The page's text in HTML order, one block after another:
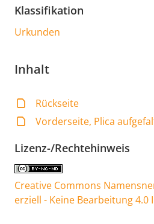
Klassifikation
Urkunden
Inhalt
Rückseite
Vorderseite, Plica
Lizenz-/Rechtehinweis
Creative Commons
erziell - Keine Bearbeitung